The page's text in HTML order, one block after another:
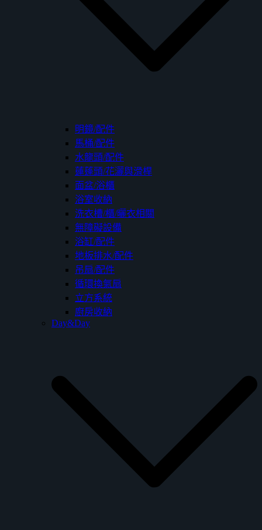
明鏡/配件
馬桶/配件
水龍頭/配件
蓮蓬頭/花灑與滑桿
面盆/浴櫃
浴室收納
洗衣槽/櫃/曬衣相關
無障礙設備
浴缸/配件
地板排水/配件
吊扇/配件
循環換氣扇
立方系統
廚房收納
Day&Day